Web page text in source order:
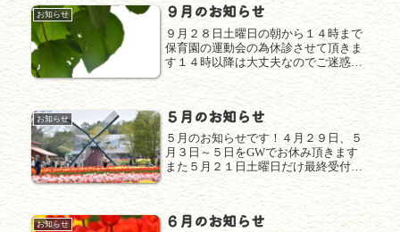
お知らせ ９月のお知らせ
９月２８日土曜日の朝から１４時まで
保育園の運動会の為休診させて頂きま
す１４時以降は大丈夫なのでご迷惑お
かけしますがよろしくお願いします(^^
昨年もお休み頂いて参加したんです
が、自分の所の子供はもちろんなんで
すが送り迎えの時にお話しする子供
達...
お知らせ ５月のお知らせ
５月のお知らせです！４月２９日、５
月３日～５日をGWでお休み頂きます
また５月２１日土曜日だけ最終受付時
間が１４時になりますのでよろしくお
願いします(^^日中と夜間の寒暖差が激
しくなって自律神経のバランスが乱れ
やすい時期なので、いつもよりリラ...
お知らせ ６月のお知らせ